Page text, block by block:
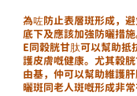
為咗防止表層斑形成，
底下及應該加強防曬措
E同穀胱甘肽可以幫助抵
護皮膚嘅健康。尤其穀
由基，仲可以幫助維護
曬斑同老人斑嘅形成非常